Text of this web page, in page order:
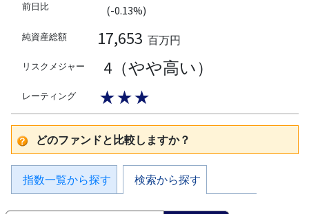
前日比
(-0.13%)
純資産総額 17,653 百万円
リスクメジャー 4（やや高い）
レーティング ★★★
どのファンドと比較しますか？
指数一覧から探す 検索から探す